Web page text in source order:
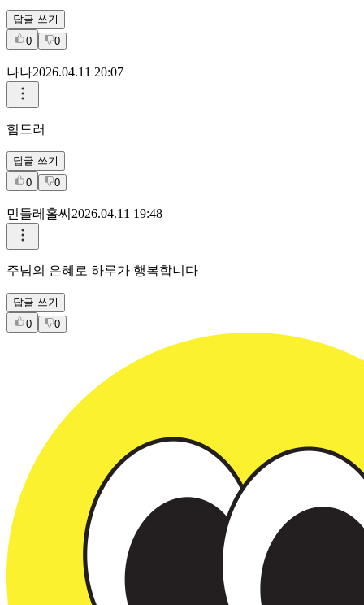
답글 쓰기
0
0
나나2026.04.11 20:07
힘드러
답글 쓰기
0
0
민들레홀씨
주님의 은혜로 하루가 행복합니다
답글 쓰기
0
0